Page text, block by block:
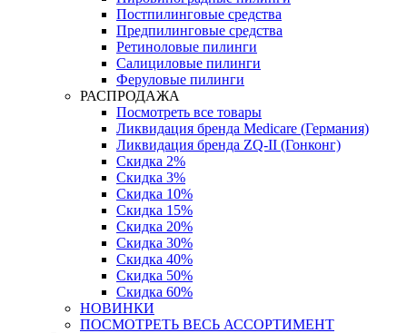
Постпилинговые средства
Предпилинговые средства
Ретиноловые пилинги
Салициловые пилинги
Феруловые пилинги
РАСПРОДАЖА
Посмотреть все товары
Ликвидация бренда Medicare (Германия)
Ликвидация бренда ZQ-II (Гонконг)
Скидка 2%
Скидка 3%
Скидка 10%
Скидка 15%
Скидка 20%
Скидка 30%
Скидка 40%
Скидка 50%
Скидка 60%
НОВИНКИ
ПОСМОТРЕТЬ ВЕСЬ АССОРТИМЕНТ